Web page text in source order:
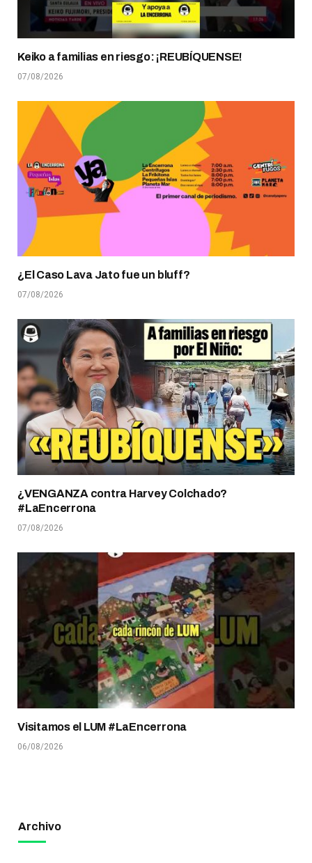
Keiko a familias en riesgo: ¡REUBÍQUENSE!
07/08/2026
¿El Caso Lava Jato fue un bluff?
07/08/2026
¿VENGANZA contra Harvey Colchado?
#LaEncerrona
07/08/2026
Visitamos el LUM #LaEncerrona
06/08/2026
Archivo